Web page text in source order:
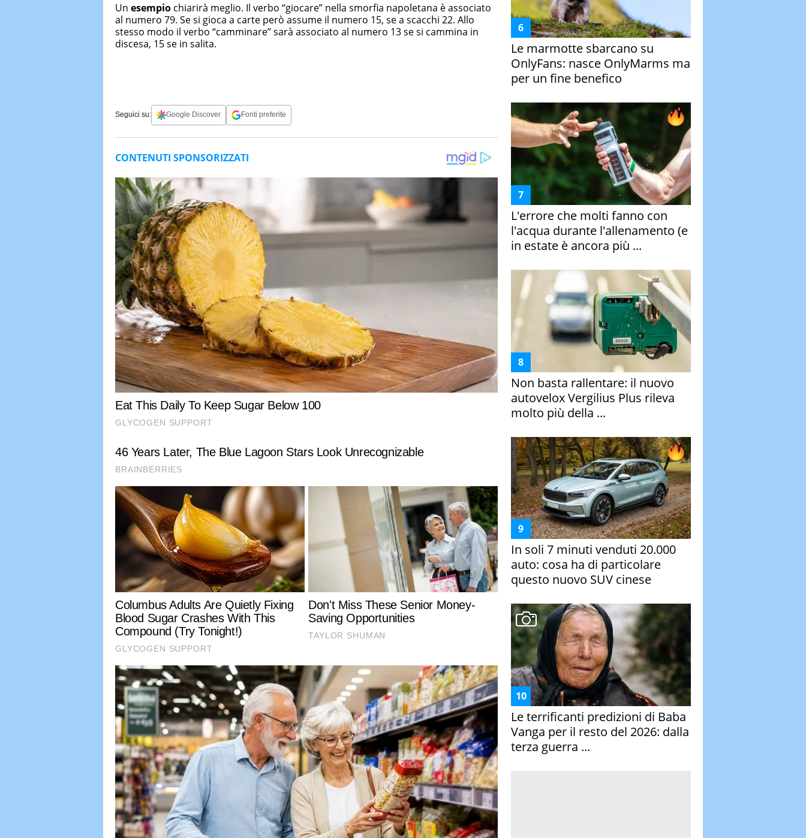
Un esempio chiarirà meglio. Il verbo “giocare” nella smorfia napoletana è associato
al numero 79. Se si gioca a carte però assume il numero 15, se a scacchi 22. Allo
stesso modo il verbo “camminare” sarà associato al numero 13 se si cammina in
discesa, 15 se in salita.
Seguici su: Google Discover Fonti preferite
Le marmotte sbarcano su
OnlyFans: nasce OnlyMarms ma
per un fine benefico
L'errore che molti fanno con
l'acqua durante l'allenamento (e
in estate è ancora più ...
Non basta rallentare: il nuovo
autovelox Vergilius Plus rileva
molto più della ...
In soli 7 minuti venduti 20.000
auto: cosa ha di particolare
questo nuovo SUV cinese
Le terrificanti predizioni di Baba
Vanga per il resto del 2026: dalla
terza guerra ...